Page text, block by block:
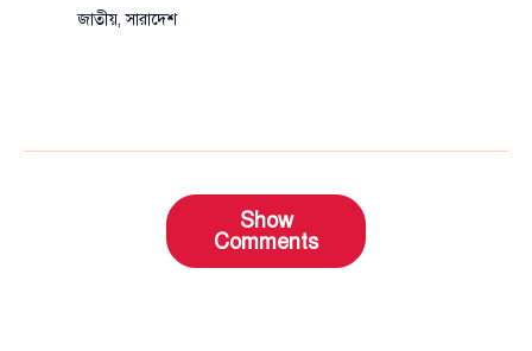
জাতীয়,সারাদেশ
Show
Comments